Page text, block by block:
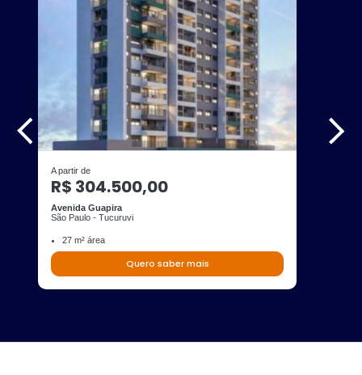
A partir de
R$ 304.500,00
Avenida Guapira
São Paulo - Tucuruvi
27 m² área
Quero saber mais